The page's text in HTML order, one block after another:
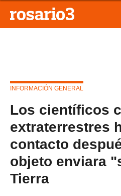
INFORMACIÓN GENERAL
Los científicos
extraterrestres
contacto
objeto enviara
Tierra